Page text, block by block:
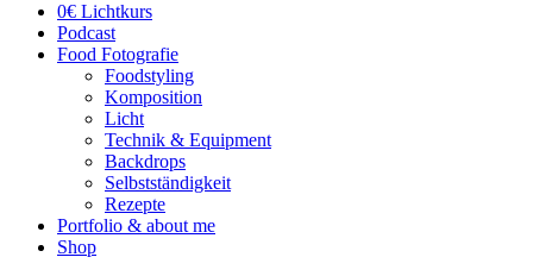
0€ Lichtkurs
Podcast
Food Fotografie
Foodstyling
Komposition
Licht
Technik & Equipment
Backdrops
Selbstständigkeit
Rezepte
Portfolio & about me
Shop